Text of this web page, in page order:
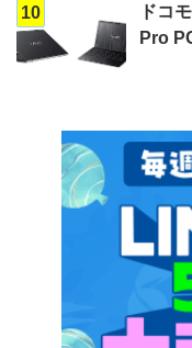
10
ドコ
Pro